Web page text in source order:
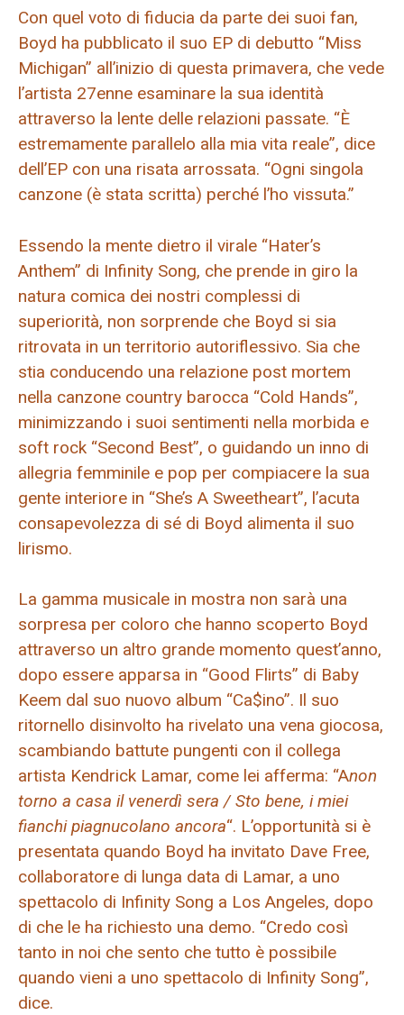
Con quel voto di fiducia da parte dei suoi fan,
Boyd ha pubblicato il suo EP di debutto “Miss
Michigan” all’inizio di questa primavera, che vede
l’artista 27enne esaminare la sua identità
attraverso la lente delle relazioni passate. “È
estremamente parallelo alla mia vita reale”, dice
dell’EP con una risata arrossata. “Ogni singola
canzone (è stata scritta) perché l’ho vissuta.”
Essendo la mente dietro il virale “Hater’s
Anthem” di Infinity Song, che prende in giro la
natura comica dei nostri complessi di
superiorità, non sorprende che Boyd si sia
ritrovata in un territorio autoriflessivo. Sia che
stia conducendo una relazione post mortem
nella canzone country barocca “Cold Hands”,
minimizzando i suoi sentimenti nella morbida e
soft rock “Second Best”, o guidando un inno di
allegria femminile e pop per compiacere la sua
gente interiore in “She’s A Sweetheart”, l’acuta
consapevolezza di sé di Boyd alimenta il suo
lirismo.
La gamma musicale in mostra non sarà una
sorpresa per coloro che hanno scoperto Boyd
attraverso un altro grande momento quest’anno,
dopo essere apparsa in “Good Flirts” di Baby
Keem dal suo nuovo album “Ca$ino”. Il suo
ritornello disinvolto ha rivelato una vena giocosa,
scambiando battute pungenti con il collega
artista Kendrick Lamar, come lei afferma: “Anon
torno a casa il venerdì sera / Sto bene, i miei
fianchi piagnucolano ancora“. L’opportunità si è
presentata quando Boyd ha invitato Dave Free,
collaboratore di lunga data di Lamar, a uno
spettacolo di Infinity Song a Los Angeles, dopo
di che le ha richiesto una demo. “Credo così
tanto in noi che sento che tutto è possibile
quando vieni a uno spettacolo di Infinity Song”,
dice.